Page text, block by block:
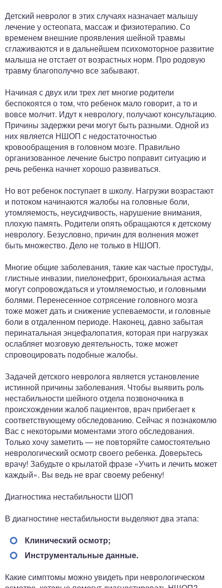
Детский невролог в этих случаях назначает малышу
лечение у остеопата, массаж и физиотерапию. Со
временем внешние проявления шейной травмы
сглаживаются и в дальнейшем психомоторное развитие
малыша не отстает от возрастных норм. Про родовую
травму благополучно все забывают.
Начиная с двух или трех лет многие родители
беспокоятся о том, что ребенок мало говорит, а то и
вовсе молчит. Идут к неврологу, получают консультацию.
Причины задержки речи могут быть разными. Одной из
них является НШОП с недостаточностью
кровообращения в головном мозге. Правильно
организованное лечение быстро поправит ситуацию и
речь ребенка начнет хорошо развиваться.
Но вот ребенок поступает в школу. Нагрузки возрастают
и потоком начинаются жалобы на головные боли,
утомляемость, неусидчивость, нарушение внимания,
плохую память. Родители опять обращаются к детскому
неврологу. Безусловно, причин для волнения может
быть множество. Дело не только в НШОП.
Многие общие заболевания, такие как частые простуды,
глистные инвазии, пиелонефрит, бронхиальная астма
могут сопровождаться и утомляемостью, и головными
болями. Перенесенное сотрясение головного мозга
тоже может дать и снижение успеваемости, и головные
боли в отдаленном периоде. Наконец, давно забытая
перинатальная энцефалопатия, которая при нагрузках
ослабляет мозговую деятельность, тоже может
спровоцировать подобные жалобы.
Задачей детского невролога является установление
истинной причины заболевания. Чтобы выявить роль
нестабильности шейного отдела позвоночника в
происхождении жалоб пациентов, врач прибегает к
соответствующему обследованию. Сейчас я познакомлю
Вас с некоторыми моментами этого обследования.
Только хочу заметить — не повторяйте самостоятельно
неврологический осмотр своего ребенка. Доверьтесь
врачу! Забудьте о крылатой фразе «Учить и лечить может
каждый». Вы ведь не враг своему ребенку!
Диагностика нестабильности ШОП
В диагностине нестабильности выделяют два этапа:
Клинический осмотр;
Инструментальные данные.
Какие симптомы можно увидеть при неврологическом